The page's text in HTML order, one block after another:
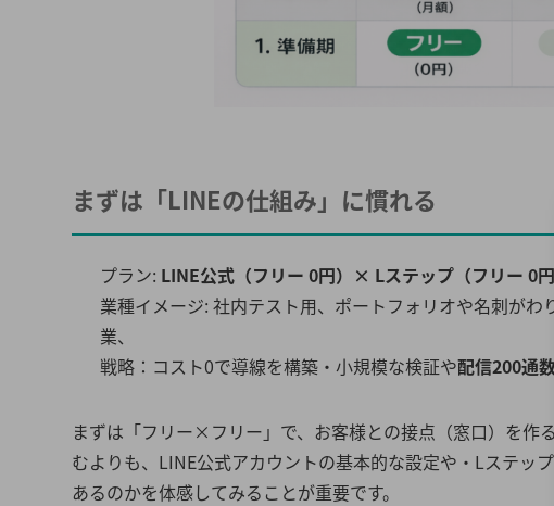
まずは「LINEの仕組み」に慣れる
プラン: LINE公式（フリー 0円）× Lステップ（フリー 0円
業種イメージ: 社内テスト用、ポートフォリオや名刺が
業、
戦略：コスト0で導線を構築・小規模な検証や配信200通
まずは「フリー×フリー」で、お客様との接点（窓口）を作
むよりも、LINE公式アカウントの基本的な設定や・Lステッ
あるのかを体感してみることが重要です。